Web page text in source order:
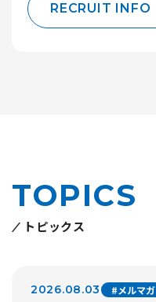
RECRUIT INFO
TOPICS
トピックス
2026.08.03 #メルマガ